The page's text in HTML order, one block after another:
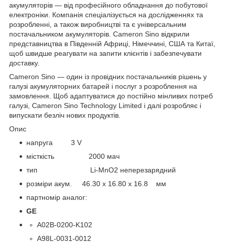
акумуляторів — від професійного обладнання до побутової
електроніки. Компанія спеціалізується на дослідженнях та
розробленні, а також виробництві та є універсальним
постачальником акумуляторів. Cameron Sino відкрили
представництва в Південній Африці, Німеччині, США та Китаї,
щоб швидше реагувати на запити клієнтів і забезпечувати
доставку.
Cameron Sino — один із провідних постачальників рішень у
галузі акумуляторних батарей і послуг з розроблення на
замовлення. Щоб адаптуватися до постійно мінливих потреб
галузі, Cameron Sino Technology Limited і далі розробляє і
випускати безліч нових продуктів.
Опис
напруга 3 V
місткість 2000 мач
тип Li-MnO2 неперезарядний
розміри акум. 46.30 x 16.80 x 16.8 мм
партномір аналог:
GE
A02B-0200-K102
A98L-0031-0012